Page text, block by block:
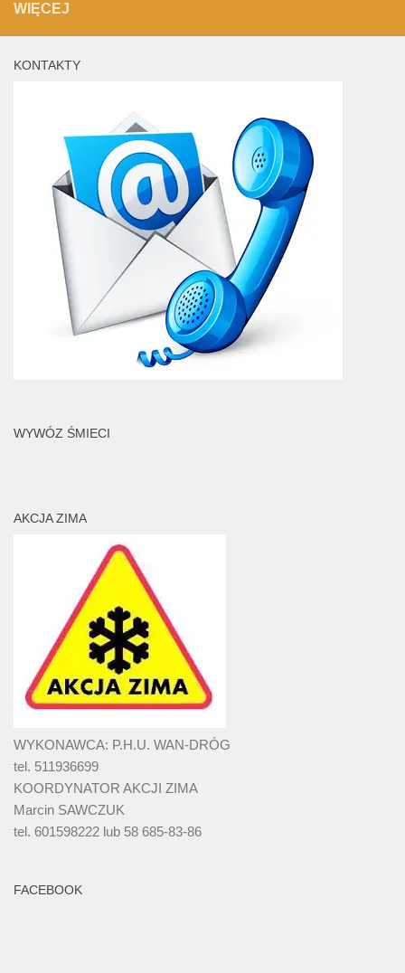
WIĘCEJ
KONTAKTY
WYWÓZ ŚMIECI
AKCJA ZIMA
WYKONAWCA: P.H.U. WAN-DRÓG
tel. 511936699
KOORDYNATOR AKCJI ZIMA
Marcin SAWCZUK
tel. 601598222 lub 58 685-83-86
FACEBOOK